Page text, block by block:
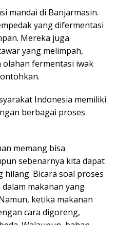
mandai di Banjarmasin.
yang difermentasi
Mereka juga
yang melimpah,
fermentasi iwak
Indonesia memiliki
berbagai proses
memang bisa
sebenarnya kita dapat
hilang. Bicara soal proses
makanan yang
ketika makanan
cara digoreng,